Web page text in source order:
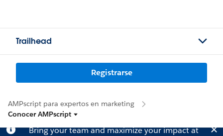
Trailhead
Registrarse
AMPscript para expertos en marketing
Conocer AMPscript
Bring your team and maximize your impact at